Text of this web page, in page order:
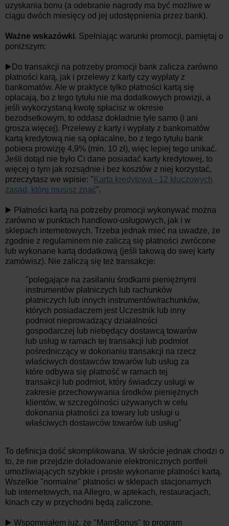
uzyskania bonu (a odebranie nagrody ma być możliwe w
ciągu dwóch miesięcy od jej udostępnienia przez bank).
Ważne wskazówki. Spełniając warunki promocji, pamiętaj o
poniższym:
▶️Do transakcji na potrzeby promocji bank zalicza zarówno
płatności karą, jak i przelewy z karty czy wypłaty z
bankomatów. Ale w praktyce tylko płatności kartą się
opłacają, bo z tego tytułu nie ma dodatkowych prowizji, a
jeśli wykorzystaną kwotę spłacisz w okresie
bezodsetkowym, to oddasz dokładnie tyle samo (i ani
grosza więcej). Przelewy z karty i wypłaty z bankomatów
kartą kredytową nie są opłacalne, bo z tego tytułu bank
pobiera prowizję 4,9% (min. 10 zł), więc lepiej tego unikać.
Jeśli dotąd nie było Ci dane posiadać karty kredytowej, to
więcej o tym jak rozsądnie i bez kosztów z niej korzystać,
przeczytasz we wpisie: " Karta kredytowa - 12 kluczowych
zasad, które musisz znać".
▶️ Płatności kartą na potrzeby promocji wykonywać można
zarówno w punktach handlowo-usługowych, jak i w
sklepach internetowych. Trzeba jednak mieć na uwadze, że
zgodnie z regulaminem nie zaliczą się płatności zwrócone
lub wykonane kartą dodatkową (jeśli takową do swej karty
zamówisz). Nie zaliczą się też transakcje:
"polegające na zasilaniu środkami pieniężnymi
instrumentów płatniczych lub rachunków
płatniczych lub innych instrumentów/rachunków,
których posiadaczem jest Uczestnik lub inny
podmiot nieprowadzący działalności
gospodarczej lub niebędący dostawcą towarów
lub usług w ramach tej transakcji lub podmiot
pośredniczący w dokonaniu transakcji na rzecz
właściwych dostawców towarów lub usług za
które odbywa się płatność w ramach tej
transakcji lub podmiot, który świadczy usługi w
zakresie przechowywania środków pieniężnych
klientów, w szczególności używanych w celu
dokonania płatności za towary lub usługi u
właściwych dostawców towarów lub usług"
To definicja dość skomplikowana. W skrócie jednak chodzi o
to, że nie przejdzie doładowanie elektronicznych portfeli
umożliwiających szybkie i proste wykonanie płatności kartą.
Wszelkie "normalne" płatności w sklepach stacjonarnych
lub internetowych, na Allegro, w aptekach, restauracjach,
kinach czy w przychodni będą zaliczone.
▶️ Wspomniałem już, że "MamBonus" to program